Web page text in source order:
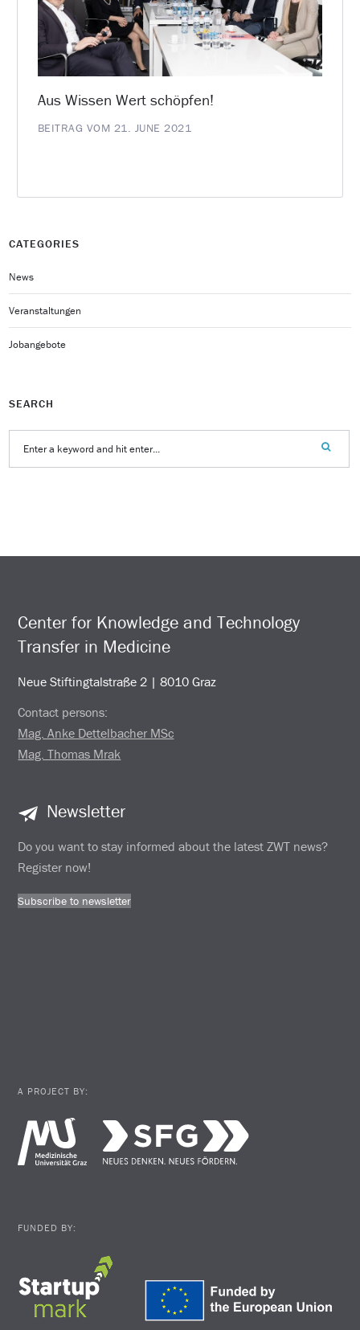
Aus Wissen Wert schöpfen!
BEITRAG VOM 21. JUNE 2021
CATEGORIES
News
Veranstaltungen
Jobangebote
SEARCH
Center for Knowledge and Technology
Transfer in Medicine
Neue Stiftingtalstraße 2 | 8010 Graz
Contact persons:
Mag. Anke Dettelbacher MSc
Mag. Thomas Mrak
Newsletter
Do you want to stay informed about the latest ZWT news?
Register now!
Subscribe to newsletter
A PROJECT BY:
FUNDED BY: